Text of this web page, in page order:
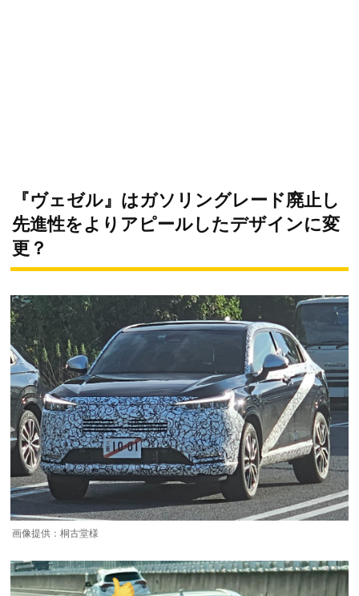
『ヴェゼル』はガソリングレード廃止し
先進性をよりアピールしたデザインに変
更？
画像提供：桐古堂様